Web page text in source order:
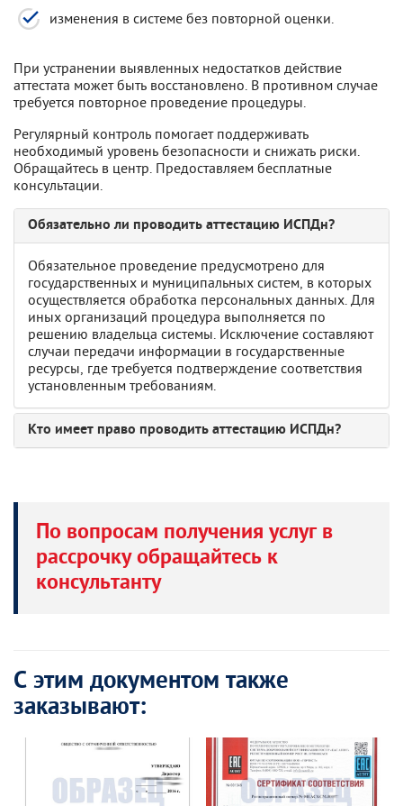
изменения в системе без повторной оценки.
При устранении выявленных недостатков действие
аттестата может быть восстановлено. В противном случае
требуется повторное проведение процедуры.
Регулярный контроль помогает поддерживать
необходимый уровень безопасности и снижать риски.
Обращайтесь в центр. Предоставляем бесплатные
консультации.
Обязательно ли проводить аттестацию ИСПДн?
Обязательное проведение предусмотрено для
государственных и муниципальных систем, в которых
осуществляется обработка персональных данных. Для
иных организаций процедура выполняется по
решению владельца системы. Исключение составляют
случаи передачи информации в государственные
ресурсы, где требуется подтверждение соответствия
установленным требованиям.
Кто имеет право проводить аттестацию ИСПДн?
По вопросам получения услуг в
рассрочку обращайтесь к
консультанту
С этим документом также
заказывают: